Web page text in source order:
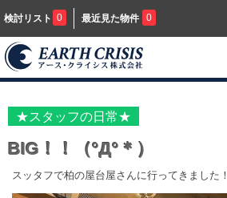
検討リスト 0 最近見た物件 0
★スタッフの日常★
BIG！！（°Д°＊）
スッタフで柏の屋台屋さんに行ってきました！